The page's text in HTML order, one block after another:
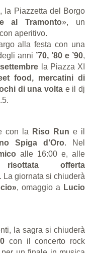
la Piazzetta del Borgo
al Tramonto», un
aperitivo.
alla festa con una
anni ’70, ’80 e ’90,
la Piazza XI
food, mercatini di
di una voltae il dj
con la Riso Run e il
Spiga d’Oro. Nel
alle 16:00 e, alle
offerta
. La giornata si chiuderà
, omaggio a Lucio
la sagra si chiuderà
con il concerto rock